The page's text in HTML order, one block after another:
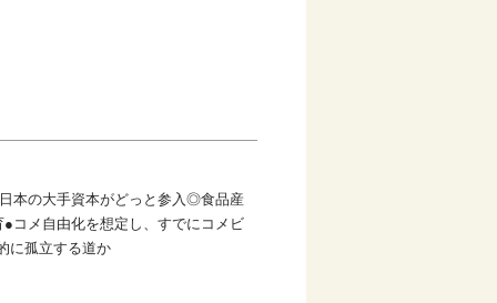
本の大手資本がどっと参入◎食品産
コメ自由化を想定し、すでにコメビ
に孤立する道か